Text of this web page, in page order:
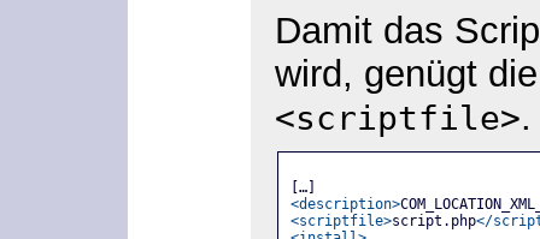
Damit das
wird, genügt
<scriptfile>.
[…]
<description>
<scriptfile>script.php</